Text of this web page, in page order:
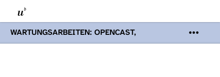
WARTUNGSARBEITEN: OPENCAST,
PODCASTS & TOBIRA
Mi 19. August